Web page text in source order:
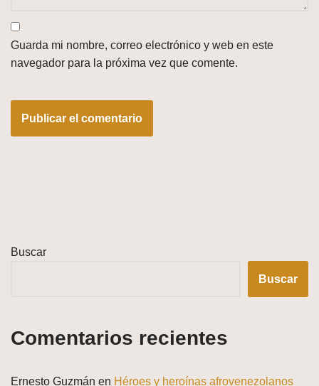
Guarda mi nombre, correo electrónico y web en este
navegador para la próxima vez que comente.
Buscar
Buscar
Comentarios recientes
Ernesto Guzmán en Héroes y heroínas afrovenezolanos